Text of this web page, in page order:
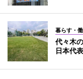
暮らす・働
代々木
日本代